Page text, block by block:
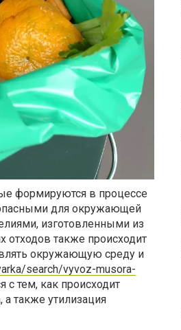
формируются в процессе
для окружающей
изготовленными из
отходов также происходит
окружающую среду и
search/vyvoz-musora-
с тем, как происходит
а также утилизация